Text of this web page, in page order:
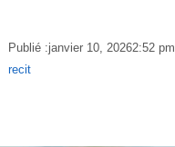
Publié :janvier 10, 20262:52 pm
Author
recit